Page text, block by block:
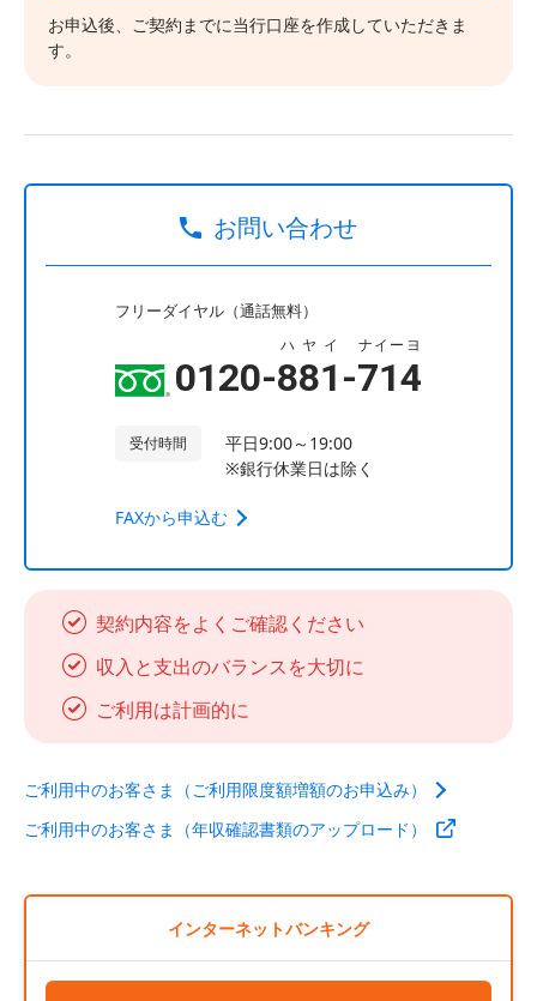
お申込後、ご契約までに当行口座を作成していただきま
す。
お問い合わせ
フリーダイヤル（通話無料）
0120-881
ハヤイ
-714
ナイーヨ
受付時間
平日9:00～19:00
※銀行休業日は除く
FAXから申込む
契約内容をよくご確認ください
収入と支出のバランスを大切に
ご利用は計画的に
ご利用中のお客さま（ご利用限度額増額のお申込み）
ご利用中のお客さま（年収確認書類のアップロード）
インターネットバンキング